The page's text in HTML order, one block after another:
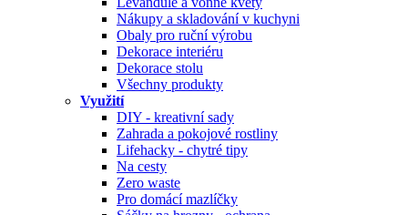
Nákupy a skladování v kuchyni
Obaly pro ruční výrobu
Dekorace interiéru
Dekorace stolu
Všechny produkty
Využití
DIY - kreativní sady
Zahrada a pokojové rostliny
Lifehacky - chytré tipy
Na cesty
Zero waste
Pro domácí mazlíčky